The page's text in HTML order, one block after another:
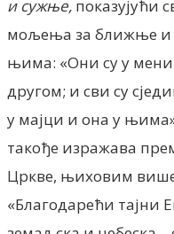
и сужње, показујући
мољења за ближње и
њима: «Они су у мени
другом; и сви су
у мајци и она у
такође изражава
Цркве, њиховим
«Благодарећи тајни